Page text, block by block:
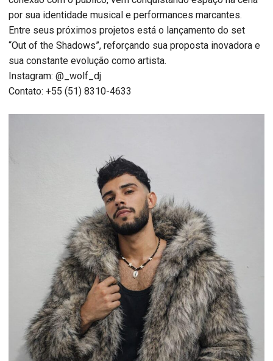
por sua identidade musical e performances marcantes.
Entre seus próximos projetos está o lançamento do set
“Out of the Shadows”, reforçando sua proposta inovadora e
sua constante evolução como artista.
Instagram: @_wolf_dj
Contato: +55 (51) 8310-4633